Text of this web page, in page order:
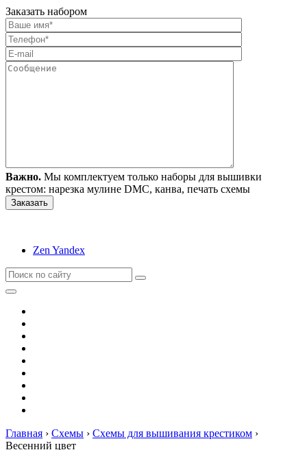
Заказать набором
Важно. Мы комплектуем только наборы для вышивки
крестом: нарезка мулине DMC, канва, печать схемы
Zen Yandex
Главная › Схемы › Схемы для вышивания крестиком ›
Весенний цвет